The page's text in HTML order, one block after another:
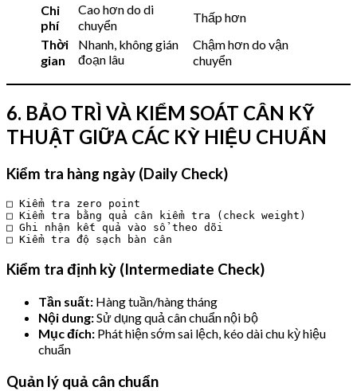
Chi
phí
Cao hơn do di
chuyển
Thấp hơn
Thời
gian
Nhanh, không gián
đoạn lâu
Chậm hơn do vận
chuyển
6. BẢO TRÌ VÀ KIỂM SOÁT CÂN KỸ
THUẬT GIỮA CÁC KỲ HIỆU CHUẨN
Kiểm tra hàng ngày (Daily Check)
□ Kiểm tra zero point
□ Kiểm tra bằng quả cân kiểm tra (check weight)
□ Ghi nhận kết quả vào sổ theo dõi
Kiểm tra định kỳ (Intermediate Check)
Tần suất: Hàng tuần/hàng tháng
Nội dung:Sử dụng quả cân chuẩn nội bộ
Mục đích: Phát hiện sớm sai lệch, kéo dài chu kỳ hiệu
chuẩn
Quản lý quả cân chuẩn